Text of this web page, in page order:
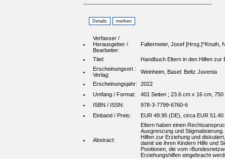
----------------------------------------------------------------
Verfasser /
Herausgeber /
Bearbeiter:
Faltermeier, Josef [Hrsg.]^Knuth,
Titel:
Handbuch Eltern in den Hilfen zur
Erscheinungsort :
Verlag:
Weinheim, Basel: Beltz Juventa
Erscheinungsjahr:
2022
Umfang / Format:
401 Seiten ; 23.6 cm x 16 cm, 750
ISBN / ISSN:
978-3-7799-6760-6
Einband / Preis:
EUR 49.95 (DE), circa EUR 51.40
Abstract:
Eltern haben einen
Ausgrenzung und
Hilfen zur Erziehung und
damit sie ihren Kindern Hilfe und
Positionen, die vom
Erziehungshilfen eingebracht